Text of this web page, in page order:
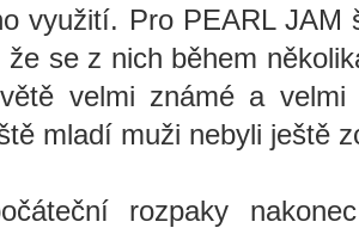
využití. Pro PEARL
se z nich během
velmi známé a
mladí muži nebyli ještě
rozpaky